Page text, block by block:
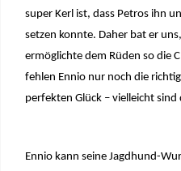
super Kerl ist, dass Petros ihn
setzen konnte. Daher bat er
ermöglichte dem Rüden so die
fehlen Ennio nur noch die
perfekten Glück – vielleicht sind
Ennio kann seine Jagdhund-